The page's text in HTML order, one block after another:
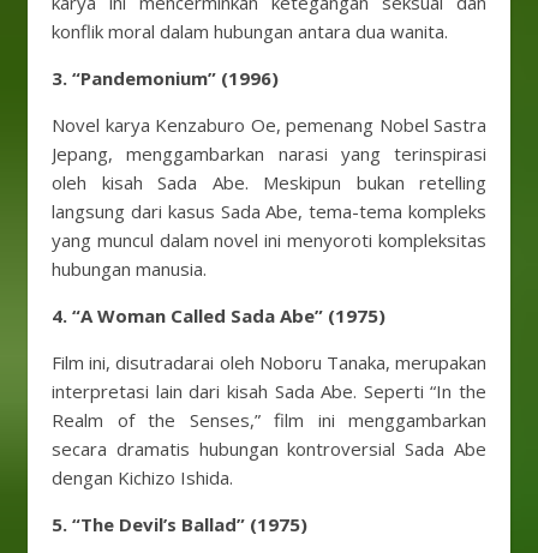
konflik moral dalam hubungan antara dua wanita.
3. “Pandemonium” (1996)
Novel karya Kenzaburo Oe, pemenang Nobel Sastra
Jepang, menggambarkan narasi yang terinspirasi
oleh kisah Sada Abe. Meskipun bukan retelling
langsung dari kasus Sada Abe, tema-tema kompleks
yang muncul dalam novel ini menyoroti kompleksitas
hubungan manusia.
4. “A Woman Called Sada Abe” (1975)
Film ini, disutradarai oleh Noboru Tanaka, merupakan
interpretasi lain dari kisah Sada Abe. Seperti “In the
Realm of the Senses,” film ini menggambarkan
secara dramatis hubungan kontroversial Sada Abe
dengan Kichizo Ishida.
5. “The Devil’s Ballad” (1975)